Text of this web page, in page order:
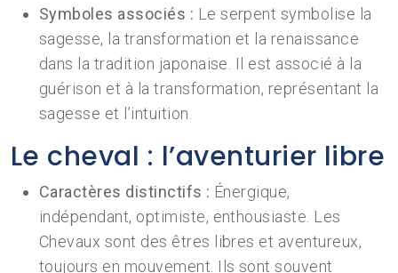
Symboles associés : Le serpent symbolise la
sagesse, la transformation et la renaissance
dans la tradition japonaise. Il est associé à la
guérison et à la transformation, représentant la
sagesse et l’intuition.
Le cheval : l’aventurier libre
Caractères distinctifs : Énergique,
indépendant, optimiste, enthousiaste. Les
Chevaux sont des êtres libres et aventureux,
toujours en mouvement. Ils sont souvent